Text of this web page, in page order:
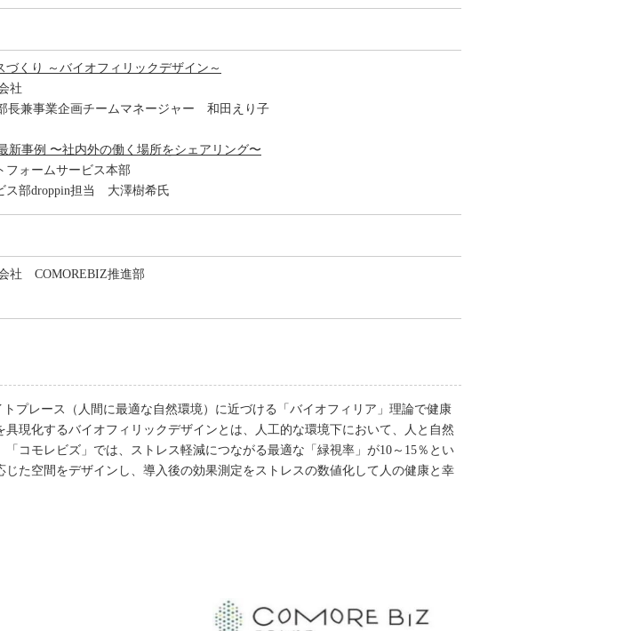
くり ～バイオフィリックデザイン～
社
兼事業企画チームマネージャー 和田えり子
事例 〜社内外の働く場所をシェアリング〜
ォームサービス本部
ス部droppin担当 大澤樹希氏
社 COMOREBIZ推進部
プレース（人間に最適な自然環境）に近づける「バイオフィリア」理論で健康
現化するバイオフィリックデザインとは、人工的な環境下において、人と自然
コモレビズ」では、ストレス軽減につながる最適な「緑視率」が10～15％とい
た空間をデザインし、導入後の効果測定をストレスの数値化して人の健康と幸
要